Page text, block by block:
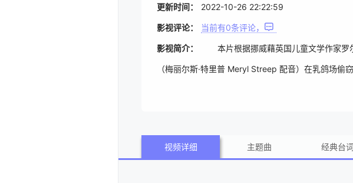
更新时间： 2022-10-26 22:22:59
影视评论： 当前有0条评论，
影视简介： 本片根据挪威藉英国儿童文学作家罗
（梅丽尔斯·特里普 Meryl Streep 配音）在乳鸽场
ay 配音）的反对，执意购入了位于养鸡场、火腿商
乐奖和金球奖最佳动画片，并获拉斯维加斯、洛杉
视频详细 主题曲 经典台词